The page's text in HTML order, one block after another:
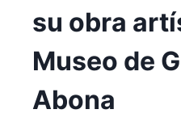
su obra
Museo de
Abona